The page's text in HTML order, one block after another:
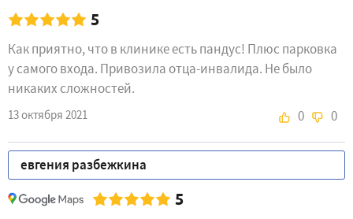
5
Как приятно, что в клинике есть пандус! Плюс парковка
у самого входа. Привозила отца-инвалида. Не было
никаких сложностей.
13 октября 2021 0 0
евгения разбежкина
5